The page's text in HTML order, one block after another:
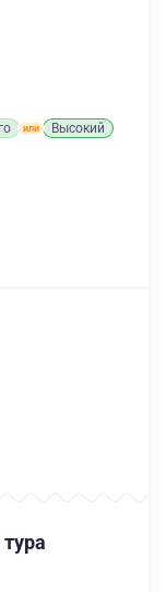
Высокий